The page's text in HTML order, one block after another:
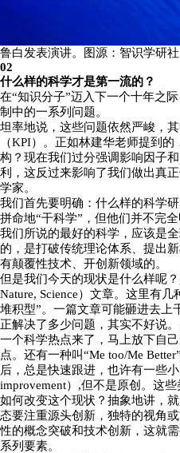
鲁白发表演讲。图源：智识学研社
02
什么样的科学才是第一流的？
在“知识分子”迈入下一个十年之
制中的一系列问题。
坦率地说，这些问题依然严峻，
（KPI）。正如林建华老师提到
构？现在我们过分强调影响因子
利，这反过来影响了我们做出真
学家。
我们首先要明确：什么样的科学
拼命地“干科学”，但他们并不完
我们所说的最好的科学，应该是
的，是打破传统理论体系、提出
有颠覆性技术、开创新领域的。
但是我们今天的现状是什么样呢
Nature, Science）文章。这里有
堆积型”。一篇文章可能砸进去上
正解决了多少问题，其实不好说
一个科学热点来了，马上放下自
点。还有一种叫“Me too/Me
后，总是快速跟进，也许有一些
improvement）,但不是原创。这
如何改变这个现状？抽象地讲，
态要注重源头创新，独特的视角
性的概念突破和技术创新，这就
系列要素。